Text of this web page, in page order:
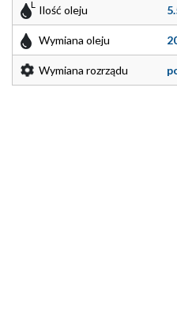
Ilość oleju
Wymiana oleju
Wymiana rozrządu